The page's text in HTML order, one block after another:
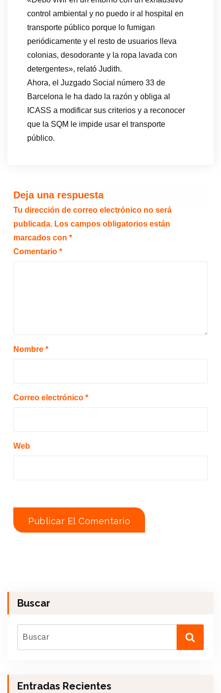
control ambiental y no puedo ir al hospital en
transporte público porque lo fumigan
periódicamente y el resto de usuarios lleva
colonias, desodorante y la ropa lavada con
detergentes», relató Judith.
Ahora, el Juzgado Social número 33 de
Barcelona le ha dado la razón y obliga al
ICASS a modificar sus criterios y a reconocer
que la SQM le impide usar el transporte
público.
Deja una respuesta
Tu dirección de correo electrónico no será
publicada. Los campos obligatorios están
marcados con *
Comentario *
Nombre *
Correo electrónico *
Web
Buscar
Entradas Recientes